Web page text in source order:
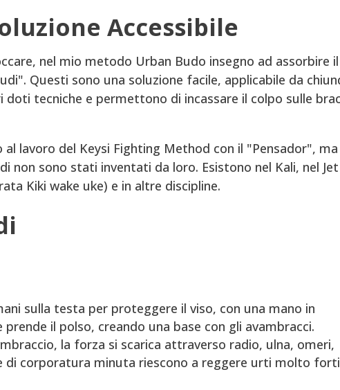
Accessibile
nel mio metodo Urban Budo insegno ad assorbire il
Questi sono una soluzione facile, applicabile da
doti tecniche e permettono di incassare il colpo sulle
al lavoro del Keysi Fighting Method con il "Pensador", ma
non sono stati inventati da loro. Esistono nel Kali, nel Jet
Kiki wake uke) e in altre discipline.
sulla testa per proteggere il viso, con una mano in
il polso, creando una base con gli avambracci.
la forza si scarica attraverso radio, ulna, omeri,
di corporatura minuta riescono a reggere urti molto forti